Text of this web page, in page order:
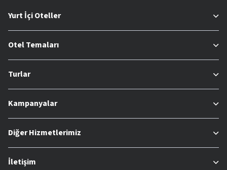
Yurt İçi Oteller
Otel Temaları
Turlar
Kampanyalar
Diğer Hizmetlerimiz
İletişim